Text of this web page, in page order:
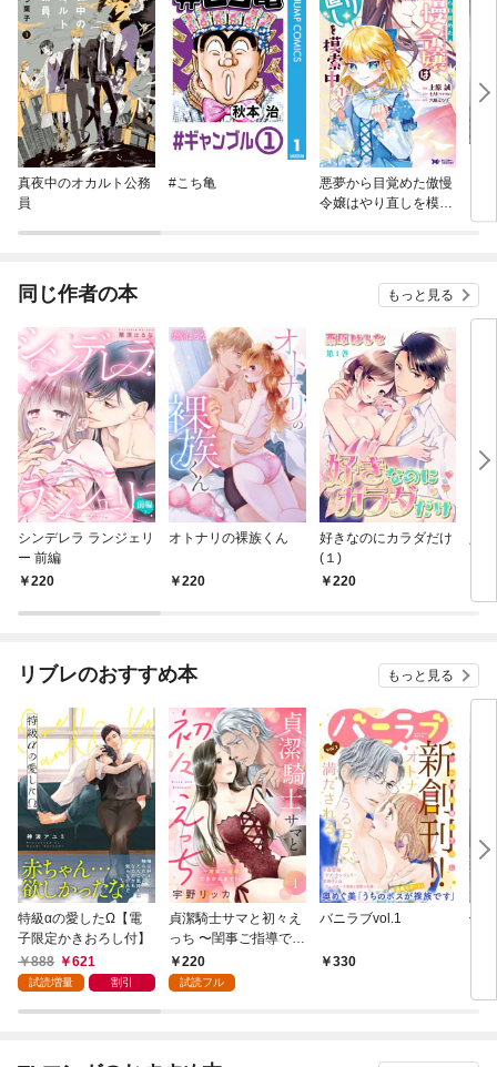
真夜中のオカルト公務
員
#こち亀
悪夢から目覚めた傲慢
令嬢はやり直しを模索
同じ作者の本 もっと見る
シンデレラ ランジェリ
ー 前編
220
オトナリの裸族くん
220
好きなのにカラダだけ
(１)
220
リブレのおすすめ本 もっと見る
特級αの愛したΩ【電
子限定かきおろし付】
888
621
試読増量 割引
貞潔騎士サマと初々え
っち 〜閨事ご指導でき
かねます！〜（1）
220
試読フル
バニラブvol.1
330
偽